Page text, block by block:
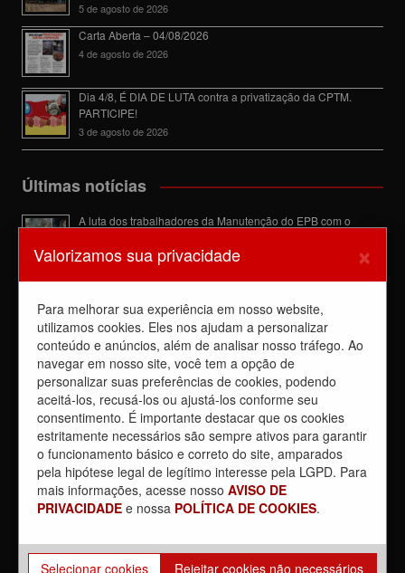
5 de agosto de 2026
Carta Aberta – 04/08/2026
4 de agosto de 2026
Dia 4/8, É DIA DE LUTA contra a privatização da CPTM.
PARTICIPE!
3 de agosto de 2026
Últimas notícias
A luta dos trabalhadores da Manutenção do EPB com o
6 de agosto de 2026
Dia de luta! Ferroviários mostram que a luta é o caminho e
5 de agosto de 2026
Dia 4/8, É DIA DE LUTA contra a privatização da CPTM.
PARTICIPE!
3 de agosto de 2026
Reunião com Manutenção do EPB, com a Inspeção de Via e
com a chefia da área
31 de julho de 2026
Sobre a REUNIÃO entre o Sindicato e o Metrus
30 de julho de 2026
Valorizamos sua privacidade ×
Para melhorar sua experiência em nosso website,
utilizamos cookies. Eles nos ajudam a personalizar
conteúdo e anúncios, além de analisar nosso tráfego. Ao
navegar em nosso site, você tem a opção de
personalizar suas preferências de cookies, podendo
aceitá-los, recusá-los ou ajustá-los conforme seu
consentimento. É importante destacar que os cookies
estritamente necessários são sempre ativos para garantir
o funcionamento básico e correto do site, amparados
pela hipótese legal de legítimo interesse pela LGPD. Para
mais informações, acesse nosso AVISO DE
PRIVACIDADE e nossa POLÍTICA DE COOKIES.
Selecionar cookies Rejeitar cookies não necessários